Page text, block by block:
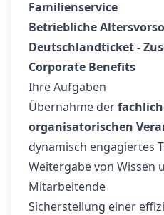
Familienservice
Betriebliche
Deutschlandticket -
Corporate Benefits
Ihre Aufgaben
Übernahme der
organisatorischen
dynamisch engagiertes
Weitergabe von Wissen
Mitarbeitende
Sicherstellung einer